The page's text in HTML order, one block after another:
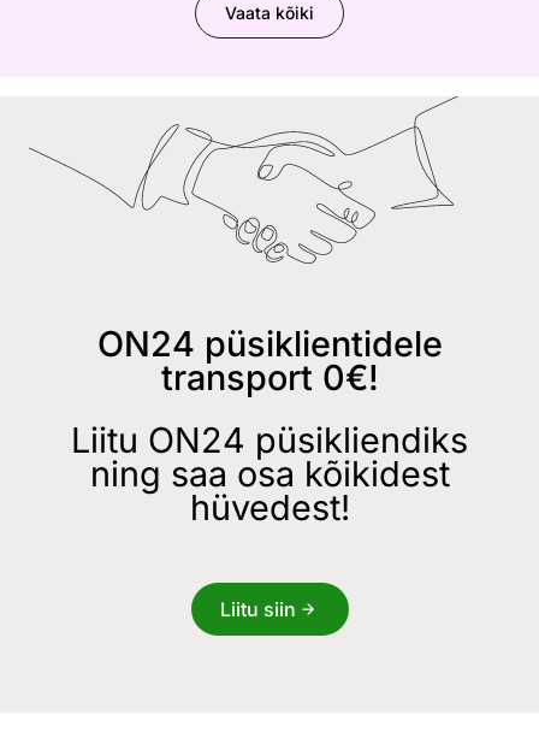
Vaata kõiki
ON24 püsiklientidele
transport 0€!
Liitu ON24 püsikliendiks
ning saa osa kõikidest
hüvedest!
Liitu siin